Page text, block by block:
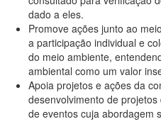
dado a eles.
Promove ações junto ao
a participação individual e
do meio ambiente,
ambiental como um valor
Apoia projetos e ações da
desenvolvimento de
de eventos cuja abordagem